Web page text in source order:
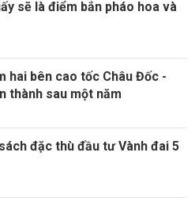
sẽ là điểm bắn pháo hoa và
hai bên cao tốc Châu Đốc -
thành sau một năm
đặc thù đầu tư Vành đai 5